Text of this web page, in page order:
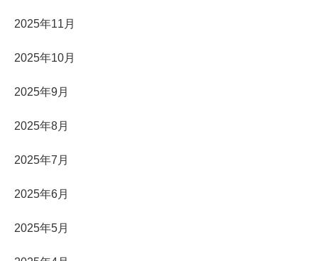
2025年11月
2025年10月
2025年9月
2025年8月
2025年7月
2025年6月
2025年5月